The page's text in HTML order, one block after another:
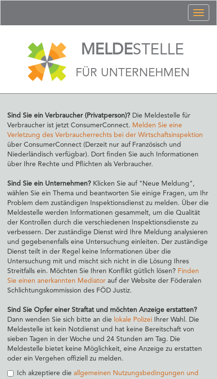
MELDESTELLE
FÜR UNTERNEHMEN
Sind Sie ein Verbraucher (Privatperson)? Die Meldestelle für
Verbraucher ist jetzt ConsumerConnect. Melden Sie eine
Verletzung des Verbraucherrechts bei der Wirtschaftsinspektion
über ConsumerConnect (Derzeit nur auf Französisch und
Niederländisch verfügbar). Dort finden Sie auch Informationen
über Ihre Rechte und Pflichten als Verbraucher.
Sind Sie ein Unternehmen? Klicken Sie auf "Neue Meldung",
wählen Sie ein Thema und beantworten Sie einige Fragen, um Ihr
Problem dem zuständigen Inspektionsdienst zu melden. Über die
Meldestelle werden Informationen gesammelt, um die Qualität
der Kontrollen durch die verschiedenen Inspektionsdienste zu
verbessern. Der zuständige Dienst wird Ihre Meldung analysieren
und gegebenenfalls eine Untersuchung einleiten. Der zuständige
Dienst teilt in der Regel keine Informationen über die
Untersuchung mit und mischt sich nicht in die Lösung Ihres
Streitfalls ein. Möchten Sie Ihren Konflikt gütlich lösen? Finden
Sie einen anerkannten Mediator auf der Website der Föderalen
Schlichtungskommission des FÖD Justiz.
Sind Sie Opfer einer Straftat und möchten Anzeige erstatten?
Dann wenden Sie sich bitte an die lokale Polizei Ihrer Wahl. Die
Meldestelle ist kein Notdienst und hat keine Bereitschaft von
sieben Tagen in der Woche und 24 Stunden am Tag. Die
Meldestelle bietet keine Möglichkeit, eine Anzeige zu erstatten
oder ein Vergehen offiziell zu melden.
Ich akzeptiere die allgemeinen Nutzungsbedingungen und